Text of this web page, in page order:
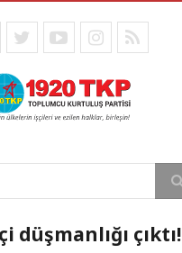
twitteryoutubeinstagram
RSS
düşmanlığı çıktı!